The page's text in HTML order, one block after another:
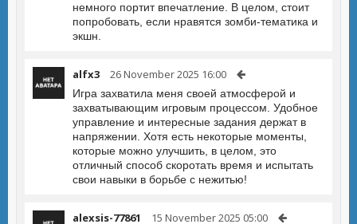
немного портит впечатление. В целом, стоит
попробовать, если нравятся зомби-тематика и
экшн.
alfx3 26 November 2025 16:00
Игра захватила меня своей атмосферой и
захватывающим игровым процессом. Удобное
управление и интересные задания держат в
напряжении. Хотя есть некоторые моменты,
которые можно улучшить, в целом, это
отличный способ скоротать время и испытать
свои навыки в борьбе с нежитью!
alexsis-77861 15 November 2025 05:00